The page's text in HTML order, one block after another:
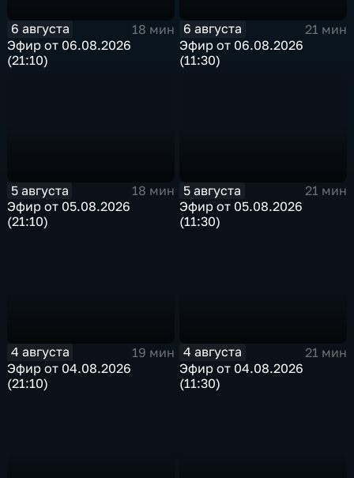
6 августа
18 мин
Эфир от 06.08.2026
(21:10)
6 августа
21 мин
Эфир от 06.08.2026
(11:30)
5 августа
18 мин
Эфир от 05.08.2026
(21:10)
5 августа
21 мин
Эфир от 05.08.2026
(11:30)
4 августа
19 мин
Эфир от 04.08.2026
(21:10)
4 августа
21 мин
Эфир от 04.08.2026
(11:30)